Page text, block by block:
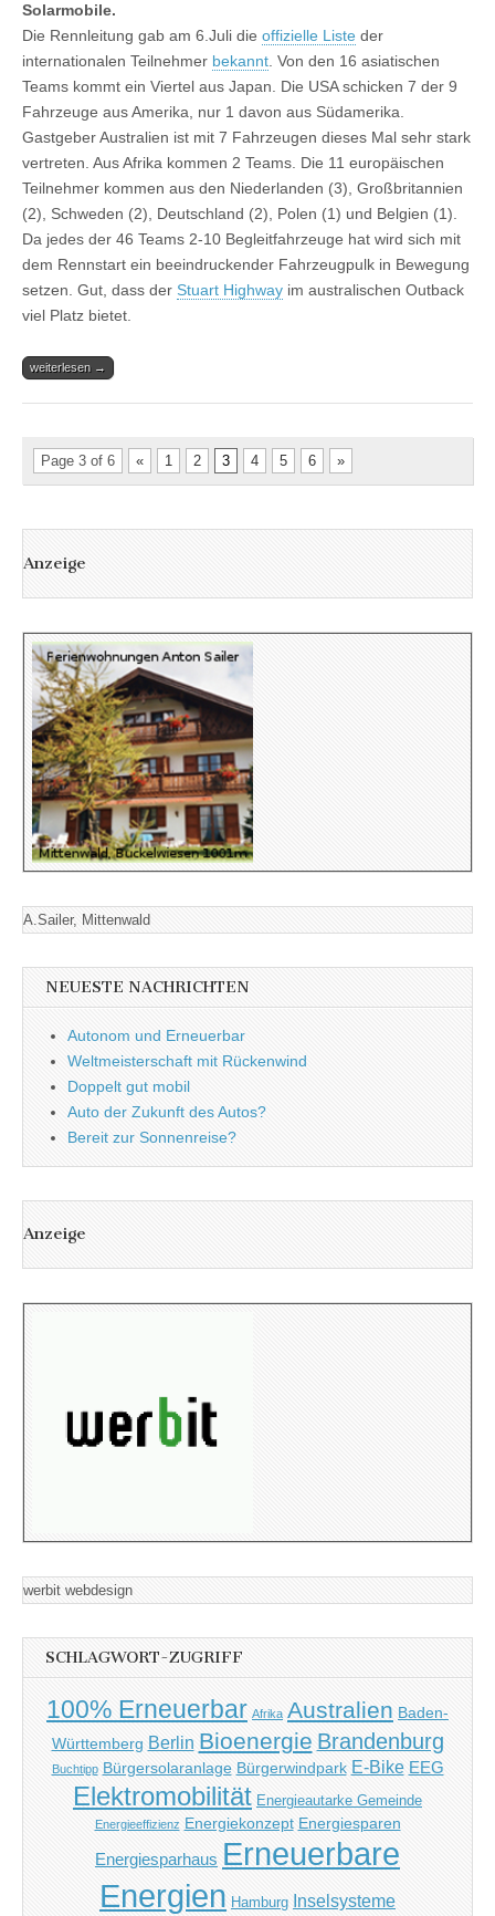
Solarmobile.
Die Rennleitung gab am 6.Juli die offizielle Liste der
internationalen Teilnehmer bekannt. Von den 16 asiatischen
Teams kommt ein Viertel aus Japan. Die USA schicken 7 der 9
Fahrzeuge aus Amerika, nur 1 davon aus Südamerika.
Gastgeber Australien ist mit 7 Fahrzeugen dieses Mal sehr stark
vertreten. Aus Afrika kommen 2 Teams. Die 11 europäischen
Teilnehmer kommen aus den Niederlanden (3), Großbritannien
(2), Schweden (2), Deutschland (2), Polen (1) und Belgien (1).
Da jedes der 46 Teams 2-10 Begleitfahrzeuge hat wird sich mit
dem Rennstart ein beeindruckender Fahrzeugpulk in Bewegung
setzen. Gut, dass der Stuart Highway im australischen Outback
viel Platz bietet.
weiterlesen →
Page 3 of 6 « 1 2 3 4 5 6 »
Anzeige
A.Sailer, Mittenwald
NEUESTE NACHRICHTEN
Autonom und Erneuerbar
Weltmeisterschaft mit Rückenwind
Doppelt gut mobil
Auto der Zukunft des Autos?
Bereit zur Sonnenreise?
Anzeige
werbit webdesign
SCHLAGWORT-ZUGRIFF
100% Erneuerbar Afrika Australien Baden-
Württemberg Berlin Bioenergie Brandenburg
Buchtipp Bürgersolaranlage Bürgerwindpark E-Bike EEG
Elektromobilität Energieautarke Gemeinde
Energieeffizienz Energiekonzept Energiesparen
Energiesparhaus Erneuerbare
Energien Hamburg Inselsysteme